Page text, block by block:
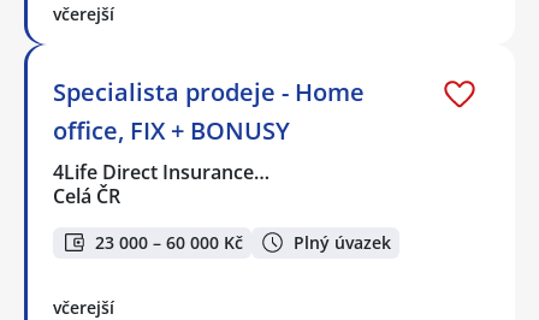
včerejší
Specialista prodeje - Home
office, FIX + BONUSY
4Life Direct Insurance…
Celá ČR
23 000 – 60 000 Kč Plný úvazek
včerejší